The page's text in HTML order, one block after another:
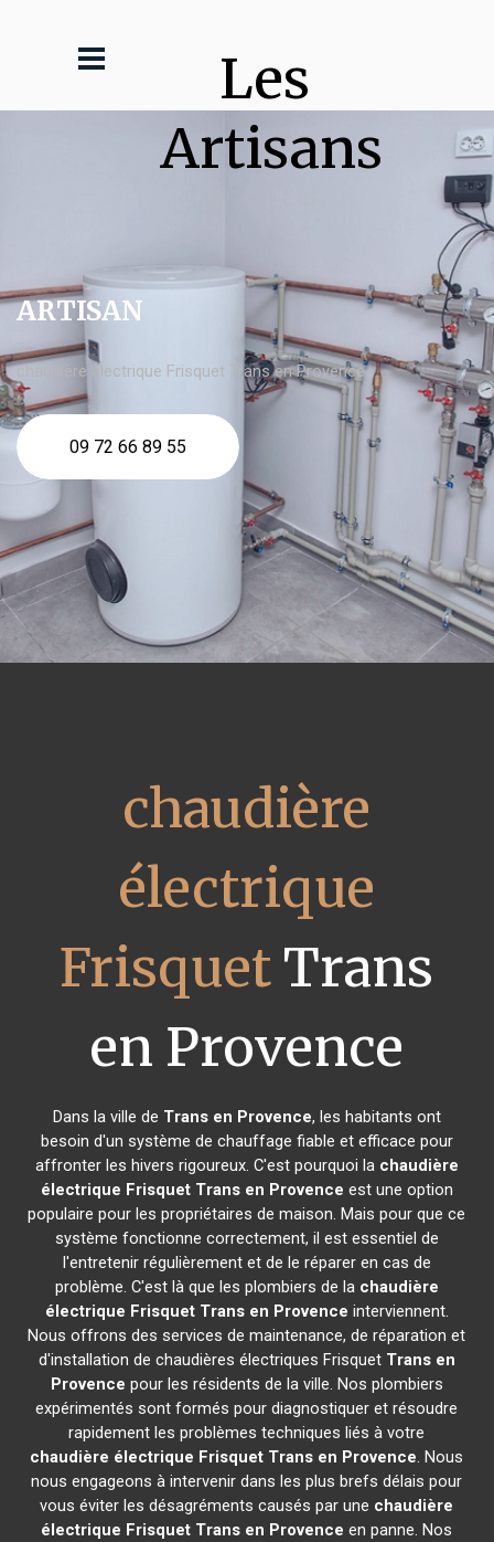
Les
Artisans
ARTISAN
chaudière électrique Frisquet Trans en Provence
09 72 66 89 55
chaudière
électrique
Frisquet Trans
en Provence
Dans la ville de Trans en Provence, les habitants ont
besoin d'un système de chauffage fiable et efficace pour
affronter les hivers rigoureux. C'est pourquoi la chaudière
électrique Frisquet Trans en Provence est une option
populaire pour les propriétaires de maison. Mais pour que ce
système fonctionne correctement, il est essentiel de
l'entretenir régulièrement et de le réparer en cas de
problème. C'est là que les plombiers de la chaudière
électrique Frisquet Trans en Provence interviennent.
Nous offrons des services de maintenance, de réparation et
d'installation de chaudières électriques Frisquet Trans en
Provence pour les résidents de la ville. Nos plombiers
expérimentés sont formés pour diagnostiquer et résoudre
rapidement les problèmes techniques liés à votre
chaudière électrique Frisquet Trans en Provence. Nous
nous engageons à intervenir dans les plus brefs délais pour
vous éviter les désagréments causés par une chaudière
électrique Frisquet Trans en Provence en panne. Nos